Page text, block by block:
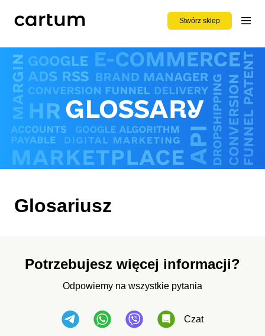
Stwórz sklep
Glosariusz
Potrzebujesz więcej informacji?
Odpowiemy na wszystkie pytania
Czat